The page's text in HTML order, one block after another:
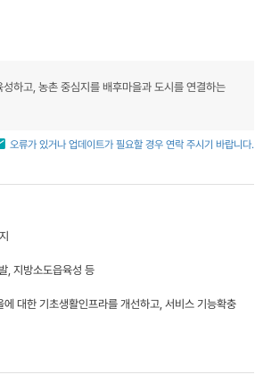
하고, 농촌 중심지를 배후마을과 도시를 연결하는
오류가 있거나 업데이트가 필요할 경우 연락 주시기 바랍니다.
, 지방소도읍육성 등
대한 기초생활인프라를 개선하고, 서비스 기능확충